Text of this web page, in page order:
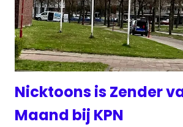
Nicktoons is Zender
Maand bij KPN